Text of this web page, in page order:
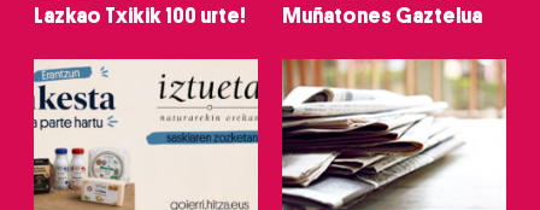
Lazkao Txikik 100 urte! Muñatones Gaztelua